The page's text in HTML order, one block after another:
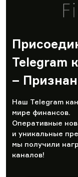
Telegram
–
Наш Telegram
мире финансов.
Оперативные
и уникальные
мы получили
каналов!